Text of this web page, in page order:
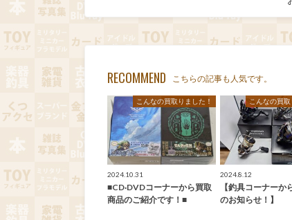
RECOMMEND こちらの記事も人気です。
こんなの買取りました！
2024.10.31
■CD·DVDコーナーから買取
商品のご紹介です！■
こんなの買取
2024.8.12
【釣具コーナーか
のお知らせ！】